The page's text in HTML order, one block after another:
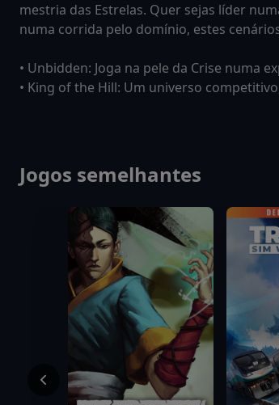
mestria das Estrelas. Quer sejas líder
numa corrida pelo domínio, estes
• Unbidden: Joga na pele da Crise numa
• King of the Hill: Um universo
Jogos semelhantes